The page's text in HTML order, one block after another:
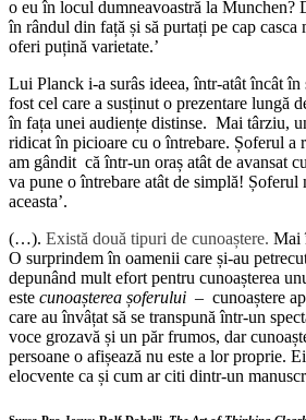
o eu în locul dumneavoastră la Munchen?
în rândul din față și să purtați pe cap casca
oferi puțină varietate.’
Lui Planck i-a surâs ideea, într-atât încât în
fost cel care a susținut o prezentare lungă
în fața unei audiențe distinse. Mai târziu,
ridicat în picioare cu o întrebare. Șoferul a
am gândit că într-un oraș atât de avansat
va pune o întrebare atât de simplă! Șoferul
aceasta’.
(…). Există două tipuri de cunoaștere. Mai
O surprindem în oamenii care și-au
depunând mult efort pentru cunoașterea
este cunoașterea șoferului – cunoaștere
care au învâțat să se transpună într-un
voce grozavă și un păr frumos, dar
persoane o afișează nu este a lor proprie.
elocvente ca și cum ar citi dintr-un